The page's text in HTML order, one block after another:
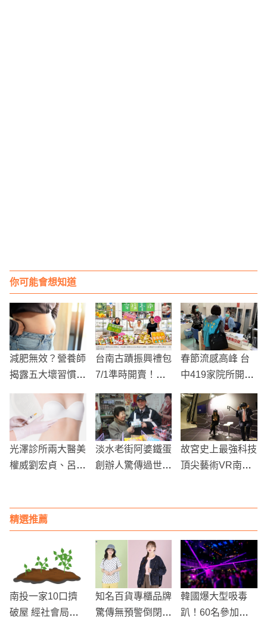
你可能會想知道
減肥無效？營養師
揭露五大壞習慣，
台南古蹟振興禮包
7/1準時開賣！文
走上文青風格
春節流感高峰 台
中419家院所開設
光澤診所兩大醫美
權威劉宏貞、呂佾
鍵！」
淡水老街阿婆鐵蛋
創辦人驚傳過世！
故宮史上最強科技
頂尖藝術VR南院
精選推薦
南投一家10口擠
破屋 經社會局一
知名百貨專櫃品牌
驚傳無預警倒閉！
韓國爆大型吸毒
趴！60名參加者